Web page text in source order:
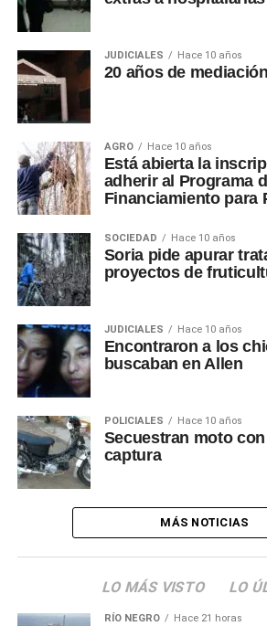
JUDICIALES Hace 10 años
20 años de
AGRO Hace 10 años
Está abierta la
adherir al Programa
Financiamiento para
SOCIEDAD Hace 10 años
Soria pide apurar
proyectos de
JUDICIALES Hace 10 años
Encontraron a los
buscaban en Allen
POLICIALES Hace 10 años
Secuestran moto
captura
MÁS NOTICIAS
LO MÁS VISTO LO
RÍO NEGRO Hace 21 horas